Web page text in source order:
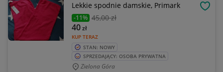
Lekkie spodnie damskie, Primark
-11% 45,00 zł
KUP TERAZ
40zł
STAN: NOWY
SPRZEDAJĄCY: OSOBA PRYWATNA
Zielona Góra